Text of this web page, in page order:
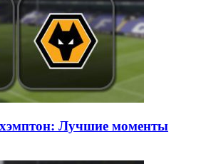
Лучшие моменты